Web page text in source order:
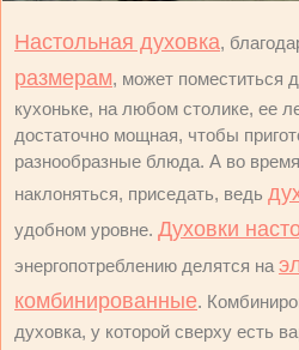
Настольная духовка,
размерам, может поместиться
кухоньке, на любом столике, ее
достаточно мощная, чтобы
разнообразные блюда. А во время
наклоняться, приседать, ведь
удобном уровне. Духовки
энергопотреблению делятся на
комбинированные.
духовка, у которой сверху есть